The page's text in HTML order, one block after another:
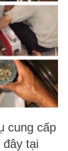
cung cấp
tại